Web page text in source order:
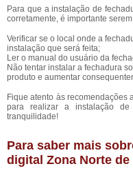
Para que a instalação de
corretamente, é importante
Verificar se o local onde a
instalação que será feita;
Ler o manual do usuário da
Não tentar instalar a fechadura
produto e aumentar
Fique atento às recomendações
para realizar a instalação
tranquilidade!
Para saber mais
digital Zona Norte de